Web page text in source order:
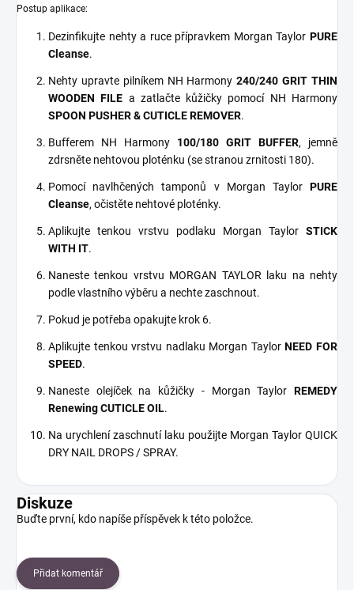
Postup aplikace:
Dezinfikujte nehty a ruce přípravkem Morgan Taylor PURE
Cleanse.
Nehty upravte pilníkem NH Harmony240/240 GRIT THIN
WOODEN FILE a zatlačte kůžičky pomocí NH Harmony
SPOON PUSHER & CUTICLE REMOVER.
Bufferem NH Harmony 100/180 GRIT BUFFER, jemně
zdrsněte nehtovou ploténku (se stranou zrnitosti 180).
Pomocí navlhčených tamponů v Morgan Taylor PURE
Cleanse, očistěte nehtové ploténky.
Aplikujte tenkou vrstvu podlaku Morgan Taylor STICK
WITH IT.
Naneste tenkou vrstvu MORGAN TAYLOR laku na nehty
podle vlastního výběru a nechte zaschnout.
Pokud je potřeba opakujte krok 6.
Aplikujte tenkou vrstvu nadlaku Morgan TaylorNEED FOR
SPEED.
Naneste olejíček na kůžičky - Morgan Taylor REMEDY
Renewing CUTICLE OIL.
Na urychlení zaschnutí laku použijte Morgan Taylor QUICK
DRY NAIL DROPS / SPRAY.
Diskuze
Buďte první, kdo napíše příspěvek k této položce.
Přidat komentář